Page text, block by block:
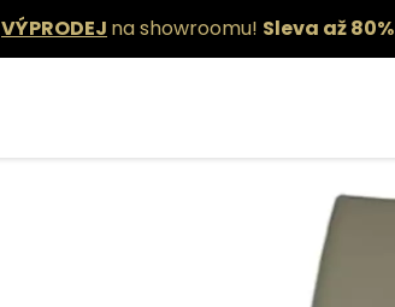
VÝPRODEJ na showroomu! Sleva až 80%